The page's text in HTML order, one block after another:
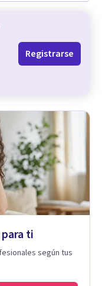
Registrarse
ti
según tus